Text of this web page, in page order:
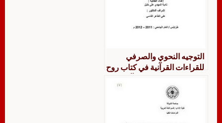
التوجيه النحوي والصرفي
للقراءات القرآنية في كتاب روح
العظيم والسبع المثاني للألوسي
دراسة نحوية صرفية على ضوء
القراءات العشر